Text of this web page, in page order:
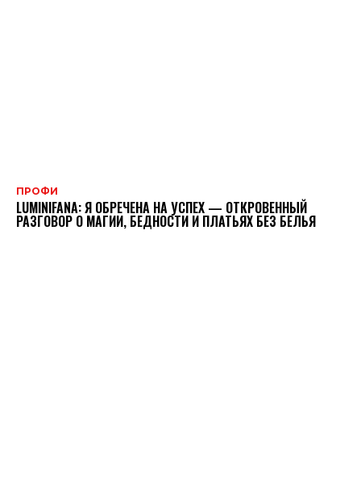
ПРОФИ
LUMINIFANA: Я ОБРЕЧЕНА НА УСПЕХ — ОТКРОВЕННЫЙ
РАЗГОВОР О МАГИИ, БЕДНОСТИ И ПЛАТЬЯХ БЕЗ БЕЛЬЯ